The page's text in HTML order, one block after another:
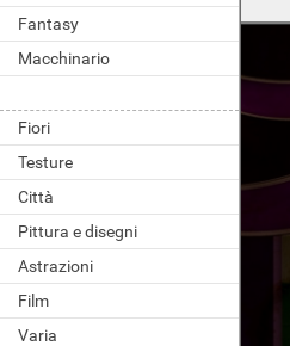
Fantasy
Macchinario
Fiori
Testure
Città
Pittura e disegni
Astrazioni
Film
Varia